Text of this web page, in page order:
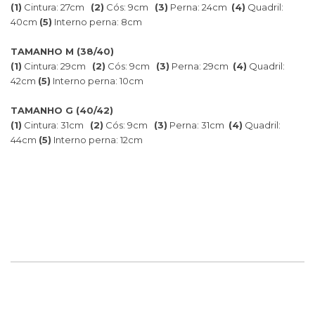
(1) Cintura: 27cm (2) Cós: 9cm (3) Perna: 24cm (4) Quadril:
40cm (5) Interno perna: 8cm
TAMANHO M (38/40)
(1) Cintura: 29cm (2) Cós: 9cm (3) Perna: 29cm (4) Quadril:
42cm (5) Interno perna: 10cm
TAMANHO G (40/42)
(1) Cintura: 31cm (2) Cós: 9cm (3) Perna: 31cm (4) Quadril:
44cm (5) Interno perna: 12cm